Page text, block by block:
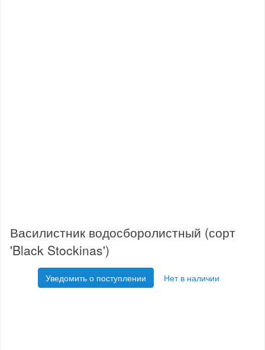
Василистник водосборолистный (сорт
'Black Stockinas')
Уведомить о поступлении Нет в наличии